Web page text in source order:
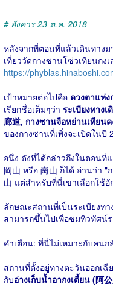
# อังคาร 23 ต.ค. 2018
หลังจากที่ตอนที่แล้วเดินทาง
เที่ยววัดกางซานโซ่วเทียนกงเ
https://
เป้าหมายต่อไปคือ ดวงตาแห่
เรียกชื่อเต็มๆว่า ระเบียงทาง
廊道, กางซานจือหย่านเทียนค
ของกางซานที่เพิ่งจะเปิดในปี
อนึ่ง ดังที่ได้กล่าวถึงในตอนที่
岡山 หรือ 崗山 ก็ได้ อ่านว่า
山 แต่สำหรับที่นี่เขาเลือกใช้อั
ลักษณะสถานที่เป็นระเบียงท
สามารถขึ้นไปเพื่อชมทิวทัศน์
คำเตือน: ที่นี่ไม่เหมาะกับคนก
สถานที่ตั้งอยู่ทางตะวันออกเฉี
กับอ่างเก็บน้ำอากงเตี้ยน (阿